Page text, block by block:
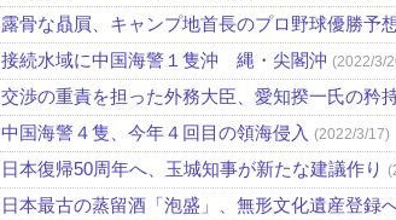
露骨な贔屓、キャンプ地首長のプロ野球優勝予
接続水域に中国海警１隻沖 縄・尖閣沖 (2022/3/
交渉の重責を担った外務大臣、愛知揆一氏の矜
中国海警４隻、今年４回目の領海侵入 (2022/3/17)
日本復帰50周年へ、玉城知事が新たな建議作り
日本最古の蒸留酒「泡盛」、無形文化遺産登録